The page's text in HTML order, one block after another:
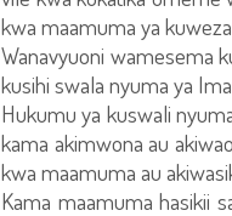
kwa maamuma ya
Wanavyuoni wamesema
kusihi swala nyuma ya
Hukumu ya kuswali
kama akimwona au
kwa maamuma au
Kama maamuma hasikii